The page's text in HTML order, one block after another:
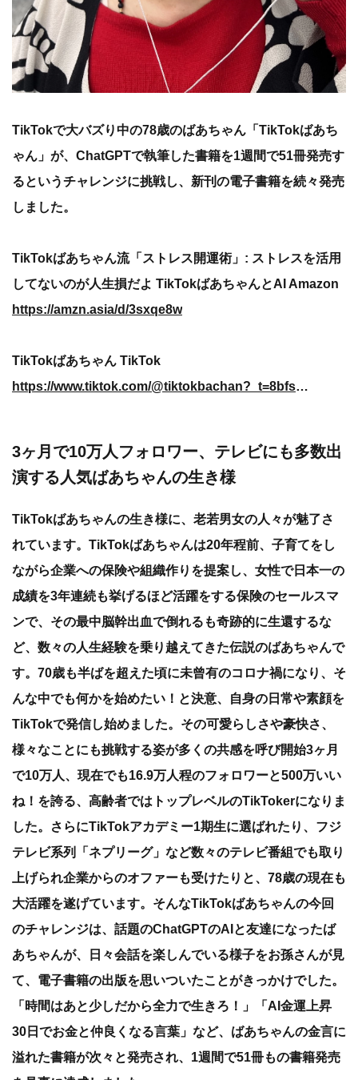
TikTokで大バズり中の78歳のばあちゃん「TikTokばあち
ゃん」が、ChatGPTで執筆した書籍を1週間で51冊発売す
るというチャレンジに挑戦し、新刊の電子書籍を続々発売
しました。
TikTokばあちゃん流「ストレス開運術」: ストレスを活用
してないのが人生損だよ TikTokばあちゃんとAI Amazon
https://amzn.asia/d/3sxqe8w
TikTokばあちゃん TikTok
https://www.tiktok.com/@tiktokbachan?_t=8bfsytIfNFB&_r=1
3ヶ月で10万人フォロワー、テレビにも多数出
演する人気ばあちゃんの生き様
TikTokばあちゃんの生き様に、老若男女の人々が魅了さ
れています。TikTokばあちゃんは20年程前、子育てをし
ながら企業への保険や組織作りを提案し、女性で日本一の
成績を3年連続も挙げるほど活躍をする保険のセールスマ
ンで、その最中脳幹出血で倒れるも奇跡的に生還するな
ど、数々の人生経験を乗り越えてきた伝説のばあちゃんで
す。70歳も半ばを超えた頃に未曾有のコロナ禍になり、そ
んな中でも何かを始めたい！と決意、自身の日常や素顔を
TikTokで発信し始めました。その可愛らしさや豪快さ、
様々なことにも挑戦する姿が多くの共感を呼び開始3ヶ月
で10万人、現在でも16.9万人程のフォロワーと500万いい
ね！を誇る、高齢者ではトップレベルのTikTokerになりま
した。さらにTikTokアカデミー1期生に選ばれたり、フジ
テレビ系列「ネプリーグ」など数々のテレビ番組でも取り
上げられ企業からのオファーも受けたりと、78歳の現在も
大活躍を遂げています。そんなTikTokばあちゃんの今回
のチャレンジは、話題のChatGPTのAIと友達になったば
あちゃんが、日々会話を楽しんでいる様子をお孫さんが見
て、電子書籍の出版を思いついたことがきっかけでした。
「時間はあと少しだから全力で生きろ！」「AI金運上昇
30日でお金と仲良くなる言葉」など、ばあちゃんの金言に
溢れた書籍が次々と発売され、1週間で51冊もの書籍発売